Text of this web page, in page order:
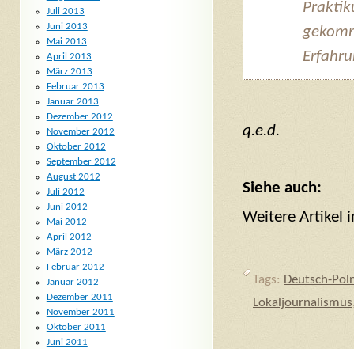
q.e.d.
Siehe auch:
Weitere Artikel
Tags: Deutsch-
Lokaljournalismus
Juli 2013
Juni 2013
Mai 2013
April 2013
März 2013
Februar 2013
Januar 2013
Dezember 2012
November 2012
Oktober 2012
September 2012
August 2012
Juli 2012
Juni 2012
Mai 2012
April 2012
März 2012
Februar 2012
Januar 2012
Dezember 2011
November 2011
Oktober 2011
Juni 2011